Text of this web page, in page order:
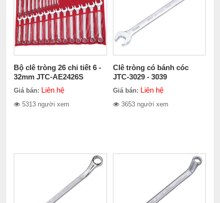
Bộ clê tròng 26 chi tiết 6 -
32mm JTC-AE2426S
Giá bán: Liên hệ
5313 người xem
Clê tròng có bánh cóc
JTC-3029 - 3039
Giá bán: Liên hệ
3653 người xem